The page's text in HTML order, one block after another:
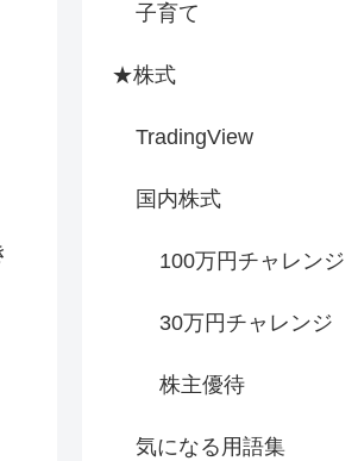
子育て
★株式
TradingView
国内株式
100万円チャレンジ
30万円チャレンジ
株主優待
気になる用語集